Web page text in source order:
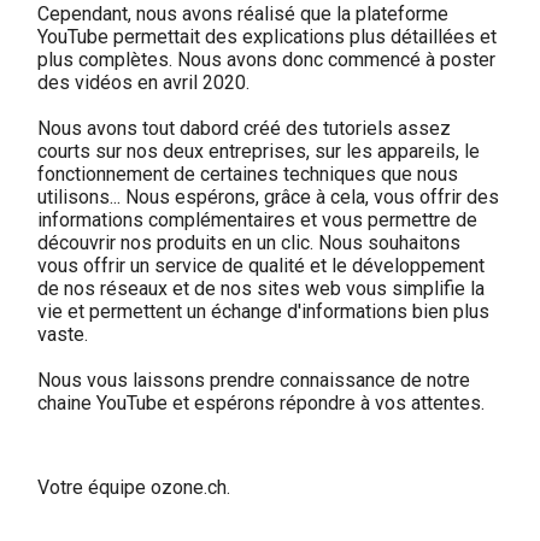
Cependant, nous avons réalisé que la plateforme
YouTube permettait des explications plus détaillées et
plus complètes. Nous avons donc commencé à poster
des vidéos en avril 2020.
Nous avons tout dabord créé des tutoriels assez
courts sur nos deux entreprises, sur les appareils, le
fonctionnement de certaines techniques que nous
utilisons... Nous espérons, grâce à cela, vous offrir des
informations complémentaires et vous permettre de
découvrir nos produits en un clic. Nous souhaitons
vous offrir un service de qualité et le développement
de nos réseaux et de nos sites web vous simplifie la
vie et permettent un échange d'informations bien plus
vaste.
Nous vous laissons prendre connaissance de notre
chaine YouTube et espérons répondre à vos attentes.
Votre équipe ozone.ch.